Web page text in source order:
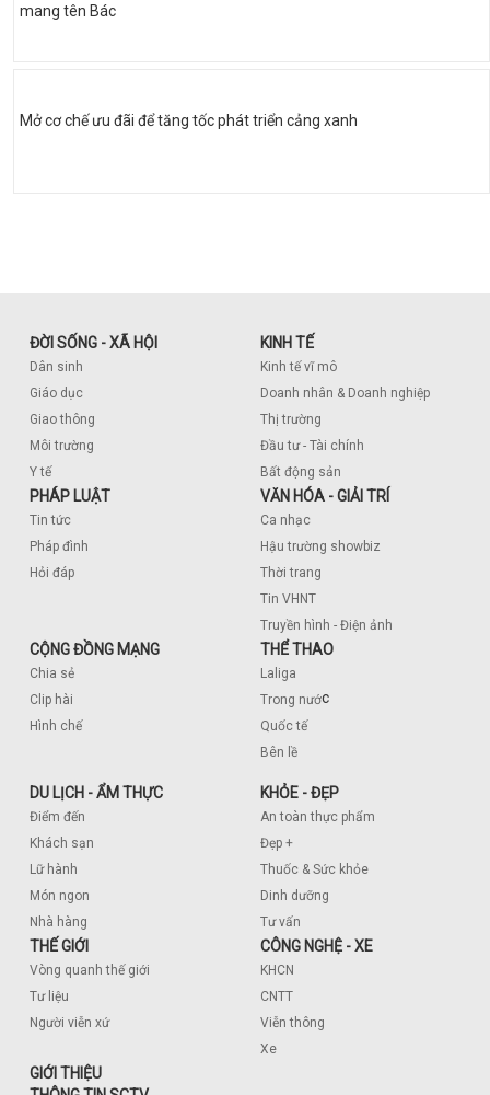
mang tên Bác
Mở cơ chế ưu đãi để tăng tốc phát triển cảng xanh
ĐỜI SỐNG - XÃ HỘI
Dân sinh
Giáo dục
Giao thông
Môi trường
Y tế
KINH TẾ
Kinh tế vĩ mô
Doanh nhân & Doanh nghiệp
Thị trường
Đầu tư - Tài chính
Bất động sản
PHÁP LUẬT
Tin tức
Pháp đình
Hỏi đáp
VĂN HÓA - GIẢI TRÍ
Ca nhạc
Hậu trường showbiz
Thời trang
Tin VHNT
Truyền hình - Điện ảnh
CỘNG ĐỒNG MẠNG
Chia sẻ
Clip hài
Hình chế
THỂ THAO
Laliga
Trong nước
Quốc tế
Bên lề
DU LỊCH - ẨM THỰC
Điểm đến
Khách sạn
Lữ hành
Món ngon
Nhà hàng
KHỎE - ĐẸP
An toàn thực phẩm
Đẹp +
Thuốc & Sức khỏe
Dinh dưỡng
Tư vấn
THẾ GIỚI
Vòng quanh thế giới
Tư liệu
Người viễn xứ
CÔNG NGHỆ - XE
KHCN
CNTT
Viễn thông
Xe
GIỚI THIỆU